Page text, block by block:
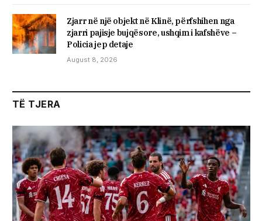
Zjarr në një objekt në Klinë, përfshihen nga
zjarri pajisje bujqësore, ushqim i kafshëve –
Policia jep detaje
August 8, 2026
TË TJERA